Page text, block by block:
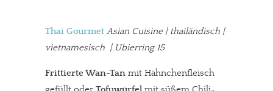
Thai Gourmet Asian Cuisine | thailändisch |
vietnamesisch | Ubierring 15
FrittierteWan-Tan mit Hähnchenfleisch